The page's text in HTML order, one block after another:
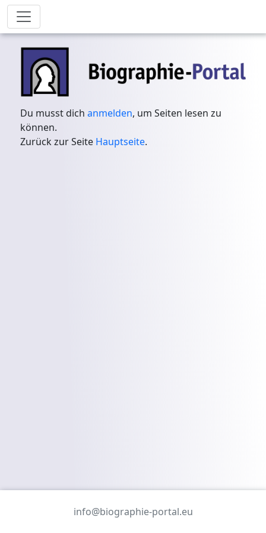
Du musst dichanmelden, um Seiten lesen zu
können.
Zurück zur Seite Hauptseite.
info@biographie-portal.eu